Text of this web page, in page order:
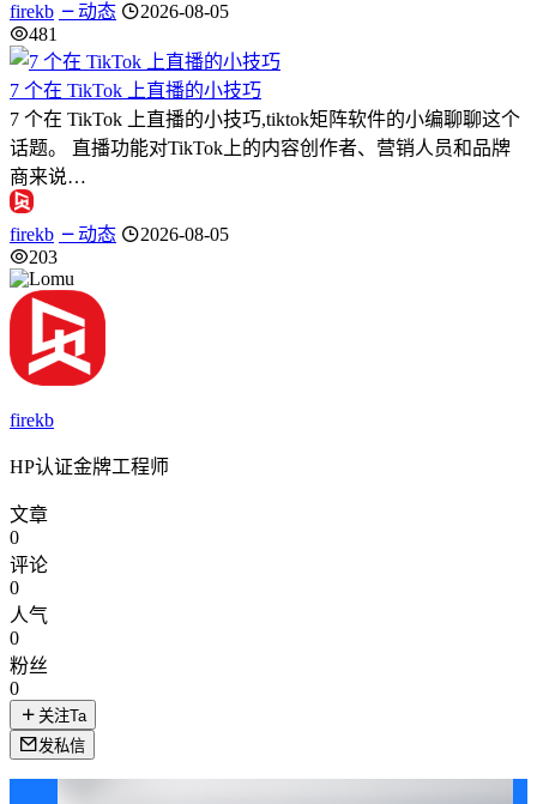
firekb 动态
2026-08-05
481
7 个在 TikTok 上直播的小技巧
7 个在 TikTok 上直播的小技巧,tiktok矩阵软件的小编聊聊这个
话题。 直播功能对TikTok上的内容创作者、营销人员和品牌
商来说…
firekb 动态
2026-08-05
203
firekb
HP认证金牌工程师
文章
0
评论
0
人气
0
粉丝
0
关注Ta
发私信